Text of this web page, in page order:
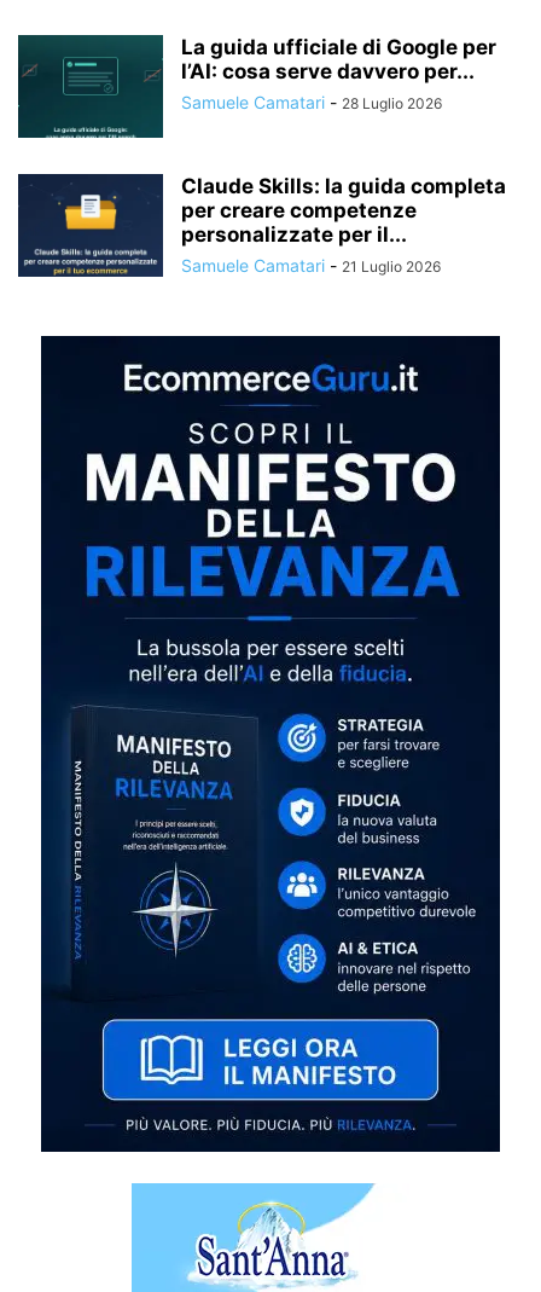
La guida ufficiale di Google per
l’AI: cosa serve davvero per...
Samuele Camatari - 28 Luglio 2026
Claude Skills: la guida completa
per creare competenze
personalizzate per il...
Samuele Camatari - 21 Luglio 2026